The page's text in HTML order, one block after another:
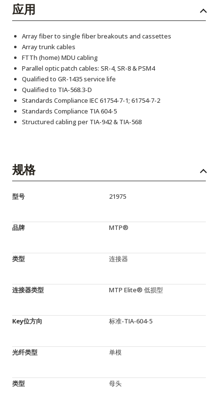
应用
Array fiber to single fiber breakouts and cassettes
Array trunk cables
FTTh (home) MDU cabling
Parallel optic patch cables: SR-4, SR-8 & PSM4
Qualified to GR-1435 service life
Qualified to TIA-568.3-D
Standards Compliance IEC 61754-7-1; 61754-7-2
Standards Compliance TIA 604-5
Structured cabling per TIA-942 & TIA-568
规格
型号 21975
品牌 MTP®
类型 连接器
连接器类型 MTP Elite® 低损型
Key位方向 标准-TIA-604-5
光纤类型 单模
类型 母头